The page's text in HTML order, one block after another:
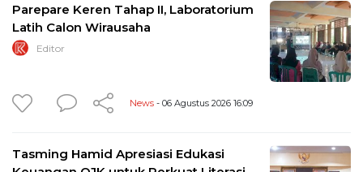
Parepare Keren Tahap II, Laboratorium
Latih Calon Wirausaha
Editor
News - 06 Agustus 2026 16:09
Tasming Hamid Apresiasi Edukasi